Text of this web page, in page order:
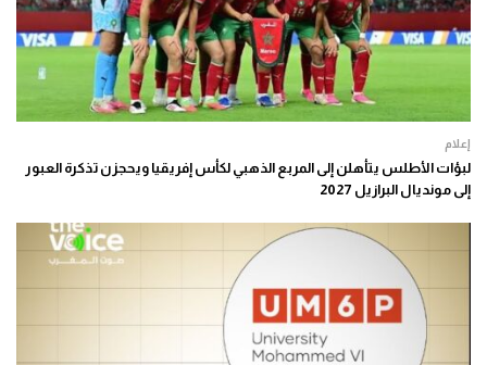
إعلام
لبؤات الأطلس يتأهلن إلى المربع الذهبي لكأس إفريقيا ويحجزن تذكرة العبور
إلى مونديال البرازيل 2027